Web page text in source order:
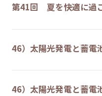
第41回 夏を快適に
46）太陽光発電と蓄
46）太陽光発電と蓄